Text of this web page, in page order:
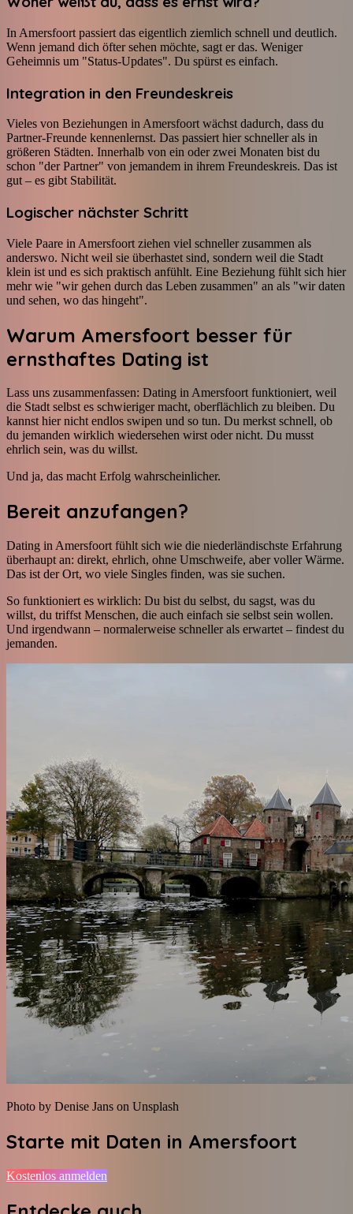
In Amersfoort passiert das eigentlich ziemlich schnell und deutlich.
Wenn jemand dich öfter sehen möchte, sagt er das. Weniger
Geheimnis um "Status-Updates". Du spürst es einfach.
Integration in den Freundeskreis
Vieles von Beziehungen in Amersfoort wächst dadurch, dass du
Partner-Freunde kennenlernst. Das passiert hier schneller als in
größeren Städten. Innerhalb von ein oder zwei Monaten bist du
schon "der Partner" von jemandem in ihrem Freundeskreis. Das ist
gut – es gibt Stabilität.
Logischer nächster Schritt
Viele Paare in Amersfoort ziehen viel schneller zusammen als
anderswo. Nicht weil sie überhastet sind, sondern weil die Stadt
klein ist und es sich praktisch anfühlt. Eine Beziehung fühlt sich hier
mehr wie "wir gehen durch das Leben zusammen" an als "wir daten
und sehen, wo das hingeht".
Warum Amersfoort besser für
ernsthaftes Dating ist
Lass uns zusammenfassen: Dating in Amersfoort funktioniert, weil
die Stadt selbst es schwieriger macht, oberflächlich zu bleiben. Du
kannst hier nicht endlos swipen und so tun. Du merkst schnell, ob
du jemanden wirklich wiedersehen wirst oder nicht. Du musst
ehrlich sein, was du willst.
Und ja, das macht Erfolg wahrscheinlicher.
Bereit anzufangen?
Dating in Amersfoort fühlt sich wie die niederländischste Erfahrung
überhaupt an: direkt, ehrlich, ohne Umschweife, aber voller Wärme.
Das ist der Ort, wo viele Singles finden, was sie suchen.
So funktioniert es wirklich: Du bist du selbst, du sagst, was du
willst, du triffst Menschen, die auch einfach sie selbst sein wollen.
Und irgendwann – normalerweise schneller als erwartet – findest du
jemanden.
Photo by Denise Jans on Unsplash
Starte mit Daten in Amersfoort
Kostenlos anmelden